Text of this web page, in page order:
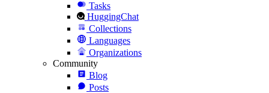
Tasks
HuggingChat
Collections
Languages
Organizations
Community
Blog
Posts